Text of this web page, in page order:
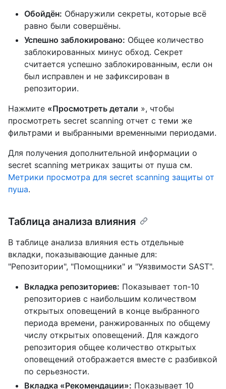
Обойдён: Обнаружили секреты, которые всё
равно были совершёны.
Успешно заблокировано: Общее количество
заблокированных минус обход. Секрет
считается успешно заблокированным, если он
был исправлен и не зафиксирован в
репозитории.
Нажмите «Просмотреть детали », чтобы
просмотреть secret scanning отчет с теми же
фильтрами и выбранными временными периодами.
Для получения дополнительной информации о
secret scanning метриках защиты от пуша см.
Метрики просмотра для secret scanning защиты от
пуша.
Таблица анализа влияния
В таблице анализа влияния есть отдельные
вкладки, показывающие данные для:
"Репозитории", "Помощники" и "Уязвимости SAST".
Вкладка репозиториев: Показывает топ-10
репозиториев с наибольшим количеством
открытых оповещений в конце выбранного
периода времени, ранжированных по общему
числу открытых оповещений. Для каждого
репозитория общее количество открытых
оповещений отображается вместе с разбивкой
по серьезности.
Вкладка «Рекомендации»: Показывает 10